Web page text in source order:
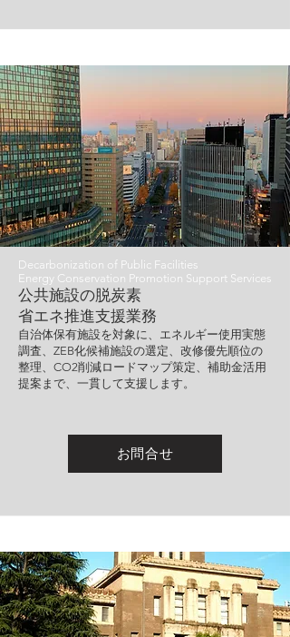
Decarbonization of Public Facilities
Energy Conservation Promotion Support Services
公共施設の脱炭素
省エネ推進支援業務
自治体保有施設を対象に、エネルギー使用実態
調査、ZEB化候補施設の選定、改修優先順位の
整理、CO2削減ロードマップ策定、補助金活用
提案まで、一貫して支援します。
お問合せ